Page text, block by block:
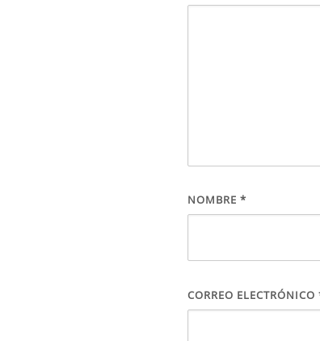
NOMBRE *
CORREO ELECTRÓNICO